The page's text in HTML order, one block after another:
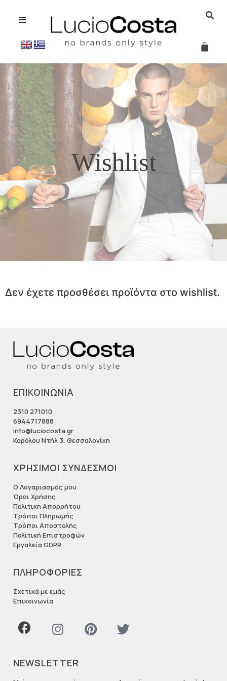
Wishlist
Δεν έχετε προσθέσει προϊόντα στο wishlist.
ΕΠΙΚΟΙΝΩΝΙΑ
2310 271010
6944717888
info@luciocosta.gr
Καρόλου Ντήλ 3, Θεσσαλονίκη
ΧΡΗΣΙΜΟΙ ΣΥΝΔΕΣΜΟΙ
Ο Λογαριασμός μου
Όροι Χρήσης
Πολιτικη Απορρήτου
Τρόποι Πληρωμής
Τρόποι Αποστολής
Πολιτική Επιστροφών
Εργαλεία GDPR
ΠΛΗΡΟΦΟΡΙΕΣ
Σχετικά με εμάς
Επικοινωνία
NEWSLETTER